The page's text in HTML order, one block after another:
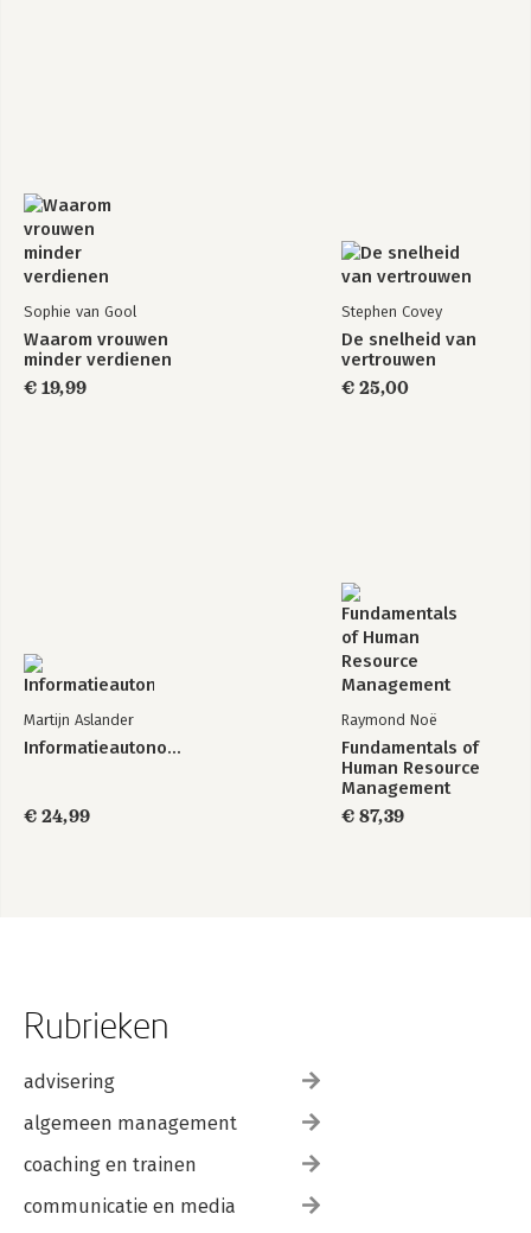
Sophie van Gool
Waarom vrouwen
minder verdienen
€ 19,99
Stephen Covey
De snelheid van
vertrouwen
€ 25,00
Martijn Aslander
Informatieautonomie
€ 24,99
Raymond Noë
Fundamentals of
Human Resource
Management
€ 87,39
Rubrieken
advisering
algemeen management
coaching en trainen
communicatie en media